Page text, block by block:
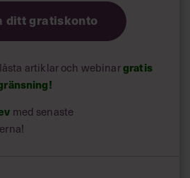
ditt gratiskonto
artiklar och webinargratis
med senaste